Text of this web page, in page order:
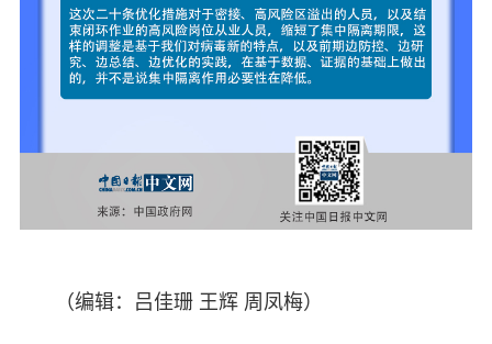
（编辑：吕佳珊 王辉 周凤梅）